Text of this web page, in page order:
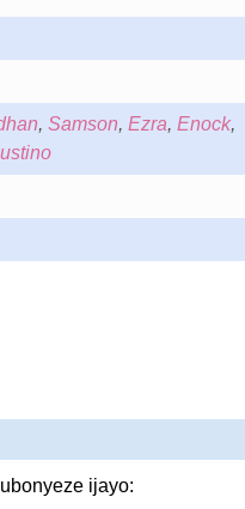
, Samson, Ezra, Enock,
ijayo: